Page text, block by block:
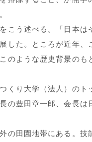
こう述べる。「日本は
した。ところが近年
のような歴史背景の
くり大学（法人）のト
の豊田章一郎、会長
の田園地帯にある。技